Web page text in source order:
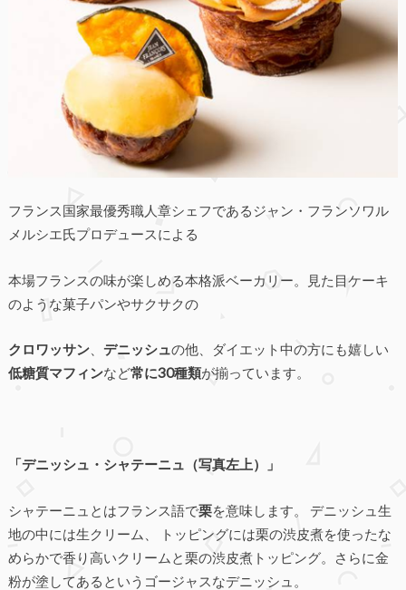
フランス国家最優秀職人章シェフであるジャン・フランソワル
メルシエ氏プロデュースによる
本場フランスの味が楽しめる本格派ベーカリー。見た目ケーキ
のような菓子パンやサクサクの
クロワッサン、 デニッシュの他、ダイエット中の方にも嬉しい
低糖質マフィンなど常に30種類が揃っています。
「デニッシュ・シャテーニュ（写真左上）」
シャテーニュとはフランス語で栗を意味します。 デニッシュ生
地の中には生クリーム、 トッピングには栗の渋皮煮を使ったな
めらかで香り高いクリームと栗の渋皮煮トッピング。さらに金
粉が塗してあるというゴージャスなデニッシュ。